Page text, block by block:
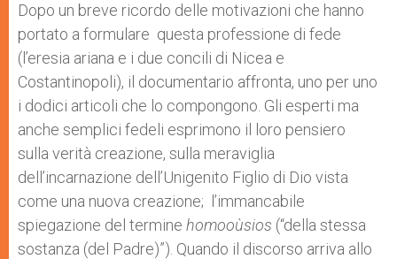
Dopo un breve ricordo delle motivazioni che hanno
portato a formulare questa professione di fede
(l’eresia ariana e i due concili di Nicea e
Costantinopoli), il documentario affronta, uno per uno
i dodici articoli che lo compongono. Gli esperti ma
anche semplici fedeli esprimono il loro pensiero
sulla verità creazione, sulla meraviglia
dell’incarnazione dell’Unigenito Figlio di Dio vista
come una nuova creazione; l’immancabile
spiegazione del termine homooùsios (“della stessa
sostanza (del Padre)”). Quando il discorso arriva allo